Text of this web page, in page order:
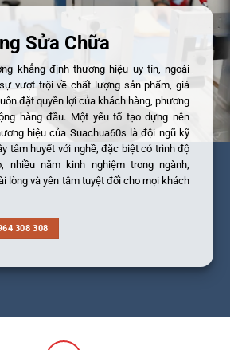
Sửa Chữa
khẳng định thương hiệu uy tín, ngoài
vượt trội về chất lượng sản phẩm, giá
đặt quyền lợi của khách hàng, phương
hàng đầu. Một yếu tố tạo dựng nên
hiệu của Suachua60s là đội ngũ kỹ
tâm huyết với nghề, đặc biệt có trình độ
nhiều năm kinh nghiệm trong ngành,
lòng và yên tâm tuyệt đối cho mọi khách
308 308